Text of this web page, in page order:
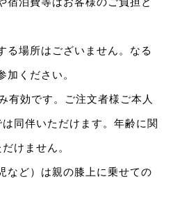
る場所はございません。なる
加ください。
有効です。ご注文者様ご本人
同伴いただけます。年齢に関
けません。
など）は親の膝上に乗せての